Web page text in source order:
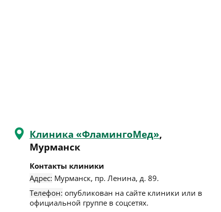
Клиника «ФламингоМед»,
Мурманск
Контакты клиники
Адрес: Мурманск, пр. Ленина, д. 89.
Телефон: опубликован на сайте клиники или в
официальной группе в соцсетях.